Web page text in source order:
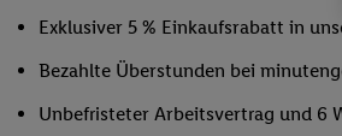
Exklusiver 5 % Einkaufsrabatt in
Bezahlte Überstunden bei
Unbefristeter Arbeitsvertrag und 6